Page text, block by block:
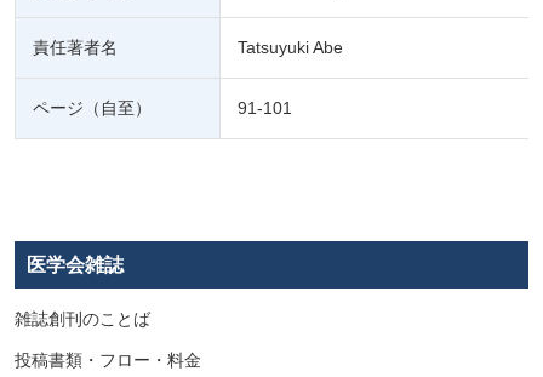
責任著者名 Tatsuyuki Abe
ページ（自至） 91-101
医学会雑誌
雑誌創刊のことば
投稿書類・フロー・料金